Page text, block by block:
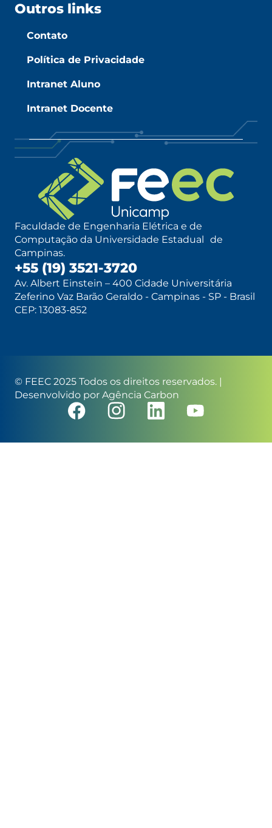
Outros links
Contato
Política de Privacidade
Intranet Aluno
Intranet Docente
Faculdade de Engenharia Elétrica e de
Computação da Universidade Estadual de
Campinas.
+55 (19) 3521-3720
Av. Albert Einstein – 400 Cidade Universitária
Zeferino Vaz Barão Geraldo - Campinas - SP - Brasil
CEP: 13083-852
© FEEC 2025 Todos os direitos reservados. |
Desenvolvido por Agência Carbon